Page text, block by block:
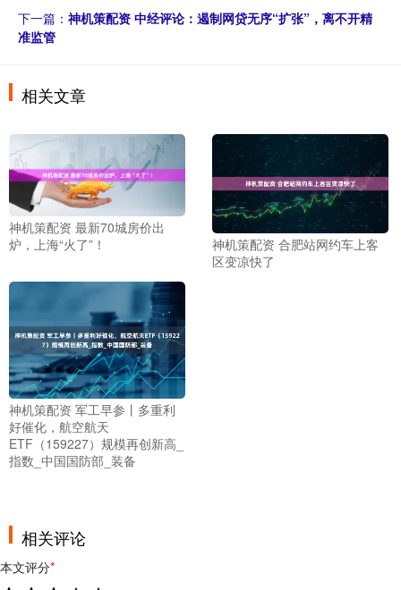
下一篇： 神机策配资 中经评论：遏制网贷无序“扩张”，离不开精
准监管
相关文章
神机策配资 最新70城房价出
炉，上海“火了”！
神机策配资 合肥站网约车上客
区变凉快了
神机策配资 军工早参丨多重利
好催化，航空航天
ETF（159227）规模再创新高_
指数_中国国防部_装备
相关评论
本文评分*